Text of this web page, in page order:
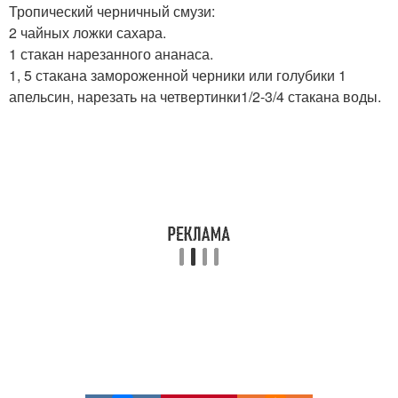
Тропический черничный смузи:
2 чайных ложки сахара.
1 стакан нарезанного ананаса.
1, 5 стакана замороженной черники или голубики 1
апельсин, нарезать на четвертинки1/2-3/4 стакана воды.